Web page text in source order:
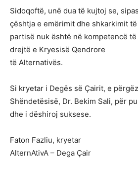
Sidoqoftë, unë dua të kujtoj se,
çështja e emërimit dhe shkarkimit
partisë nuk është në kompetencë
drejtë e Kryesisë Qendrore
të Alternativës.
Si kryetar i Degës së Çairit, e
Shëndetësisë, Dr. Bekim Sali, për
dhe i dëshiroj suksese.
Faton Fazliu, kryetar
AlternAtivA – Dega Çair